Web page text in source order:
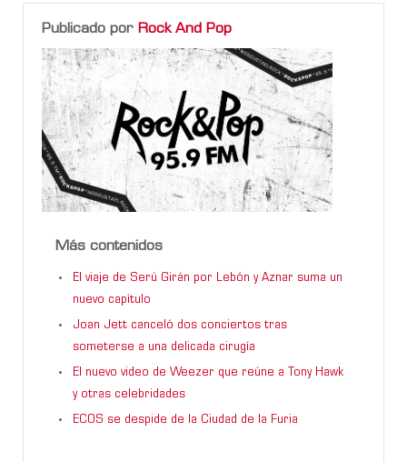
Publicado por Rock And Pop
Más contenidos
El viaje de Serú Girán por Lebón y Aznar suma un
nuevo capítulo
Joan Jett canceló dos conciertos tras
someterse a una delicada cirugía
El nuevo video de Weezer que reúne a Tony Hawk
y otras celebridades
ECOS se despide de la Ciudad de la Furia